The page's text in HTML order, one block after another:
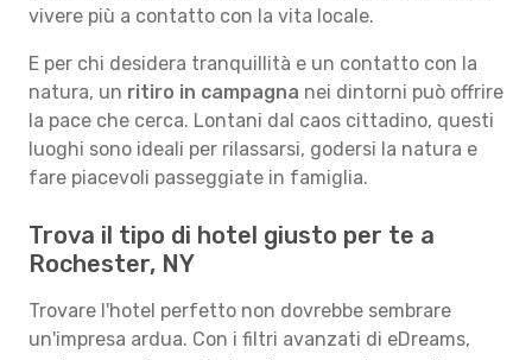
vivere più a contatto con la vita locale.
E per chi desidera tranquillità e un contatto con la
natura, un ritiro in campagna nei dintorni può offrire
la pace che cerca. Lontani dal caos cittadino, questi
luoghi sono ideali per rilassarsi, godersi la natura e
fare piacevoli passeggiate in famiglia.
Trova il tipo di hotel giusto per te a
Rochester, NY
Trovare l'hotel perfetto non dovrebbe sembrare
un'impresa ardua. Con i filtri avanzati di eDreams,